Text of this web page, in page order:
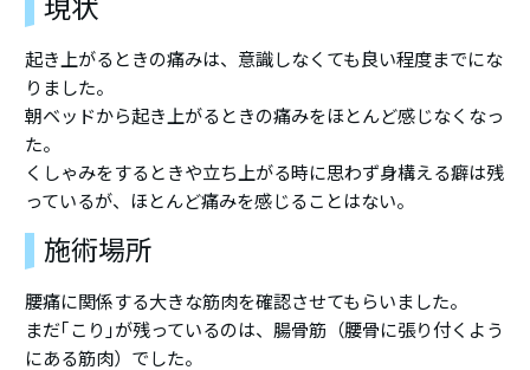
現状
起き上がるときの痛みは、意識しなくても良い程度までにな
りました。
朝ベッドから起き上がるときの痛みをほとんど感じなくなっ
た。
くしゃみをするときや立ち上がる時に思わず身構える癖は残
っているが、ほとんど痛みを感じることはない。
施術場所
腰痛に関係する大きな筋肉を確認させてもらいました。
まだ｢こり｣が残っているのは、腸骨筋（腰骨に張り付くよう
にある筋肉）でした。